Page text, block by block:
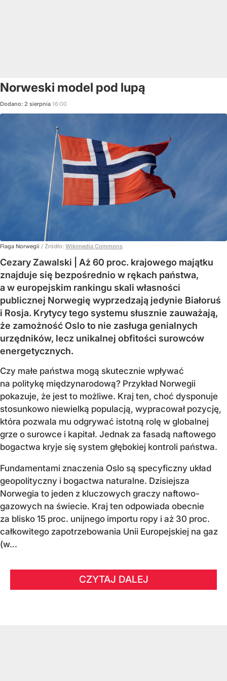
Norweski model pod lupą
Dodano: 2 sierpnia 16:00
Flaga Norwegii / Źródło: Wikimedia Commons
Cezary Zawalski | Aż 60 proc. krajowego majątku
znajduje się bezpośrednio w rękach państwa,
a w europejskim rankingu skali własności
publicznej Norwegię wyprzedzają jedynie Białoruś
i Rosja. Krytycy tego systemu słusznie zauważają,
że zamożność Oslo to nie zasługa genialnych
urzędników, lecz unikalnej obfitości surowców
energetycznych.
Czy małe państwa mogą skutecznie wpływać
na politykę międzynarodową? Przykład Norwegii
pokazuje, że jest to możliwe. Kraj ten, choć dysponuje
stosunkowo niewielką populacją, wypracował pozycję,
która pozwala mu odgrywać istotną rolę w globalnej
grze o surowce i kapitał. Jednak za fasadą naftowego
bogactwa kryje się system głębokiej kontroli państwa.
Fundamentami znaczenia Oslo są specyficzny układ
geopolityczny i bogactwa naturalne. Dzisiejsza
Norwegia to jeden z kluczowych graczy naftowo-
gazowych na świecie. Kraj ten odpowiada obecnie
za blisko 15 proc. unijnego importu ropy i aż 30 proc.
całkowitego zapotrzebowania Unii Europejskiej na gaz
(w...
CZYTAJ DALEJ